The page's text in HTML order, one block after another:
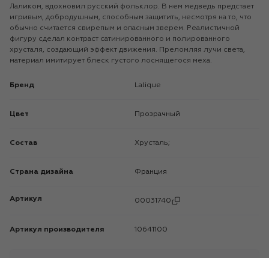
Лаликом, вдохновил русский фольклор. В нем медведь предстает
игривым, добродушным, способным защитить, несмотря на то, что
обычно считается свирепым и опасным зверем. Реалистичной
фигуру сделал контраст сатинированного и полированного
хрусталя, создающий эффект движения. Преломляя лучи света,
материал имитирует блеск густого лоснящегося меха.
Бренд Lalique
Цвет Прозрачный
Состав Хрусталь;
Страна дизайна Франция
Артикул 00031740
Артикул производителя 10641100